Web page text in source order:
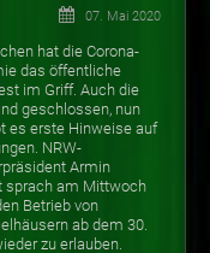
07. Mai 2020
hat die Corona-
das öffentliche
im Griff. Auch die
geschlossen, nun
es erste Hinweise auf
NRW-
Armin
sprach am Mittwoch
Betrieb von
ab dem 30.
zu erlauben.